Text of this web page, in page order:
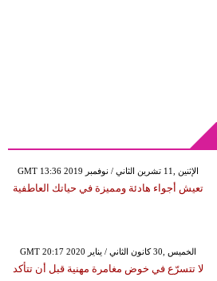
GMT 13:36 2019 الإثنين ,11 تشرين الثاني / نوفمبر
تعيش أجواء هادئة ومميزة في حياتك العاطفية
GMT 20:17 2020 الخميس ,30 كانون الثاني / يناير
لا تتسرّع في خوض مغامرة مهنية قبل أن تتأكد